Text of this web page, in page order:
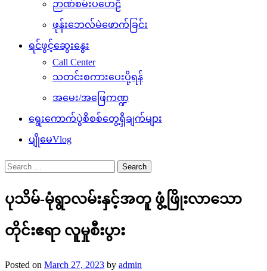
ဉာဏ်စမ်းပဟေဠိ
ဖုန်းဘေလ်မဲဖောက်ခြင်း
ရင်ဖွင့်ဆွေးနွေး
Call Center
သတင်းစကားပေးပို့ရန်
အမေး/အဖြေကဏ္ဍ
ရွေးကောက်ပွဲစိစစ်တွေ့ရှိချက်များ
ပျိုမေVlog
Search
for:
ပုသိမ်-မုံရွာလမ်းနှင့်အတူ ဖွံ့ဖြိုးလာသော
တိုင်းဧရာ လူမှုစီးပွား
Posted on March 27, 2023 by admin